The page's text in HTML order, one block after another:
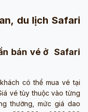
du lịch Safari
bán vé ở Safari
có thể mua vé tại
vé tùy thuộc vào từng
thường, mức giá dao